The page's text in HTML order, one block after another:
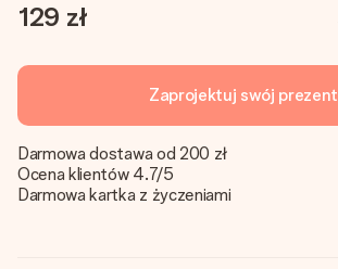
129 zł
Zaprojektuj swój prezent
Darmowa dostawa od 200 zł
Ocena klientów 4.7/5
Darmowa kartka z życzeniami